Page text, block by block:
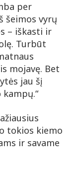
per
šeimos vyrų
– iškasti ir
Turbūt
mojavę. Bet
jau šį
tokios kiemo
ir savame